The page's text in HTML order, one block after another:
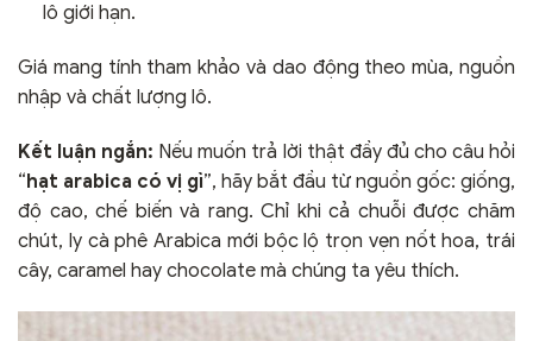
lô giới hạn.
Giá mang tính tham khảo và dao động theo mùa, nguồn
nhập và chất lượng lô.
Kết luận ngắn: Nếu muốn trả lời thật đầy đủ cho câu hỏi
“hạt arabica có vị gì”, hãy bắt đầu từ nguồn gốc: giống,
độ cao, chế biến và rang. Chỉ khi cả chuỗi được chăm
chút, ly cà phê Arabica mới bộc lộ trọn vẹn nốt hoa, trái
cây, caramel hay chocolate mà chúng ta yêu thích.